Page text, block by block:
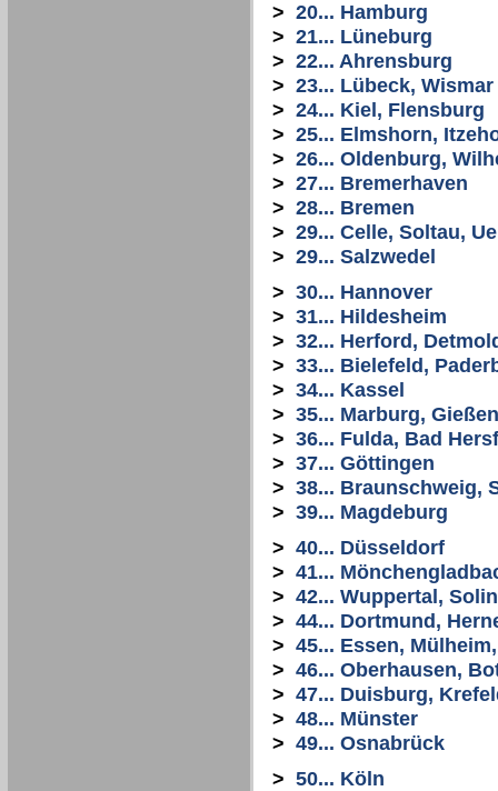
> 20... Hamburg
> 21... Lüneburg
> 22... Ahrensburg
> 23... Lübeck, Wismar
> 24... Kiel, Flensburg
> 25... Elmshorn,
> 26... Oldenburg,
> 27... Bremerhaven
> 28... Bremen
> 29... Celle, Soltau,
> 29... Salzwedel
> 30... Hannover
> 31... Hildesheim
> 32... Herford,
> 33... Bielefeld,
> 34... Kassel
> 35... Marburg,
> 36... Fulda, Bad
> 37... Göttingen
> 38... Braunschweig,
> 39... Magdeburg
> 40... Düsseldorf
> 41...
> 42... Wuppertal,
> 44... Dortmund,
> 45... Essen,
> 46... Oberhausen,
> 47... Duisburg,
> 48... Münster
> 49... Osnabrück
> 50... Köln